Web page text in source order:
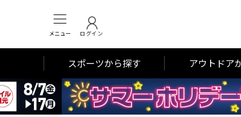
メニュー ログイン
スポーツから探す アウトドア